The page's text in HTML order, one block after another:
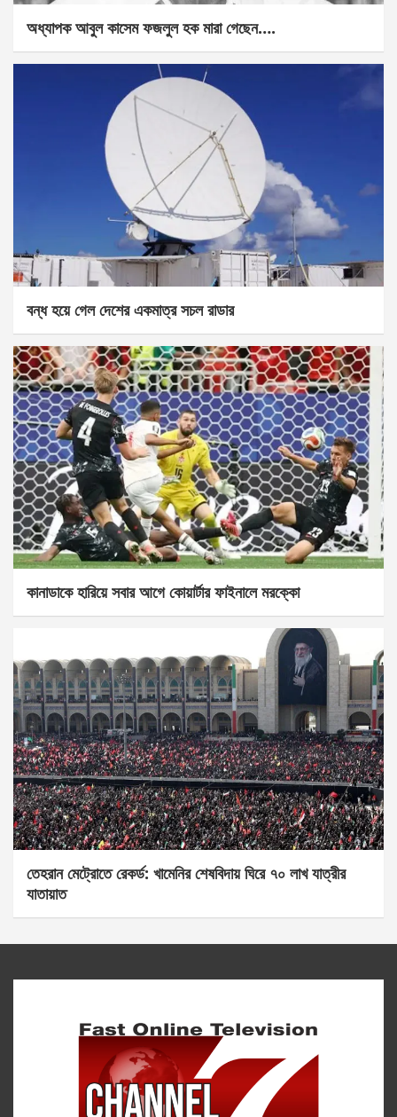
অধ্যাপক আবুল কাসেম ফজলুল হক মারা গেছেন….
বন্ধ হয়ে গেল দেশের একমাত্র সচল রাডার
কানাডাকে হারিয়ে সবার আগে কোয়ার্টার ফাইনালে মরক্কো
তেহরান মেট্রোতে রেকর্ড: খামেনির শেষবিদায় ঘিরে ৭০ লাখ যাত্রীর
যাতায়াত